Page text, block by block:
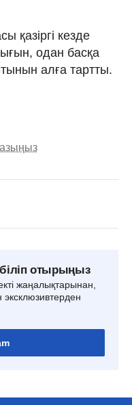
қазіргі кезде
одан басқа
алға тартты.
отырыңыз
жаңалықтарынан,